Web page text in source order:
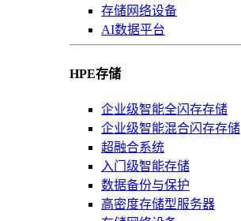
存储网络设备
AI数据平台
HPE存储
企业级智能全闪存存储
企业级智能混合闪存存储
超融合系统
入门级智能存储
数据备份与保护
高密度存储型服务器